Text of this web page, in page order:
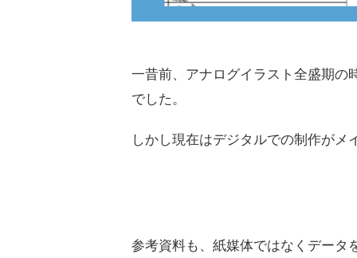
一昔前、アナログイラスト全盛期の
でした。
しかし現在はデジタルでの制作がメ
参考資料も、紙媒体ではなくデータ